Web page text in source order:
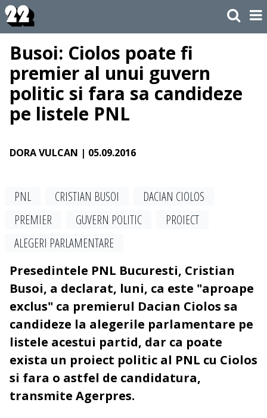
Busoi: Ciolos poate fi
premier al unui guvern
politic si fara sa candideze
pe listele PNL
DORA VULCAN | 05.09.2016
PNL CRISTIAN BUSOI
DACIAN CIOLOS
PREMIER
GUVERN POLITIC
PROIECT
ALEGERI PARLAMENTARE
Presedintele PNL Bucuresti, Cristian
Busoi, a declarat, luni, ca este "aproape
exclus" ca premierul Dacian Ciolos sa
candideze la alegerile parlamentare pe
listele acestui partid, dar ca poate
exista un proiect politic al PNL cu Ciolos
si fara o astfel de candidatura,
transmite Agerpres.